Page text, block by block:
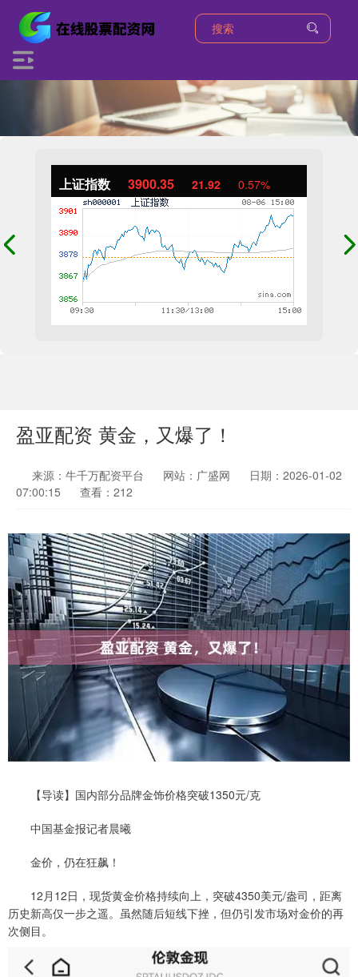
上证指数 3900.35 21.92 0.57%
盈亚配资 黄金，又爆了！
来源：牛千万配资平台 网站：广盛网
日期：2026-01-02
07:00:15
查看：212
【导读】国内部分品牌金饰价格突破1350元/克
中国基金报记者晨曦
金价，仍在狂飙！
12月12日，现货黄金价格持续向上，突破4350美元/盎司，距离
历史新高仅一步之遥。虽然随后短线下挫，但仍引发市场对金价的再
次侧目。